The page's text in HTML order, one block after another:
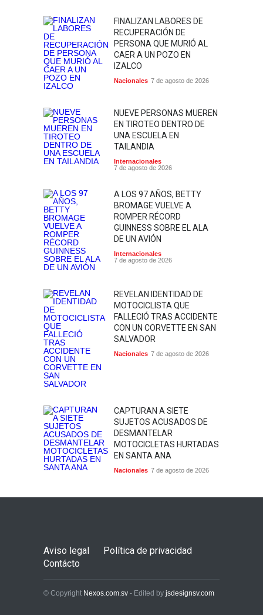
FINALIZAN LABORES DE
RECUPERACIÓN DE
PERSONA QUE MURIÓ AL
CAER A UN POZO EN
IZALCO
Nacionales 7 de agosto de 2026
NUEVE PERSONAS MUEREN
EN TIROTEO DENTRO DE
UNA ESCUELA EN
TAILANDIA
Internacionales
7 de agosto de 2026
A LOS 97 AÑOS, BETTY
BROMAGE VUELVE A
ROMPER RÉCORD
GUINNESS SOBRE EL ALA
DE UN AVIÓN
Internacionales
7 de agosto de 2026
REVELAN IDENTIDAD DE
MOTOCICLISTA QUE
FALLECIÓ TRAS ACCIDENTE
CON UN CORVETTE EN SAN
SALVADOR
Nacionales 7 de agosto de 2026
CAPTURAN A SIETE
SUJETOS ACUSADOS DE
DESMANTELAR
MOTOCICLETAS HURTADAS
EN SANTA ANA
Nacionales 7 de agosto de 2026
Aviso legal
Política de privacidad
Contácto
© Copyright Nexos.com.sv - Edited by jsdesignsv.com